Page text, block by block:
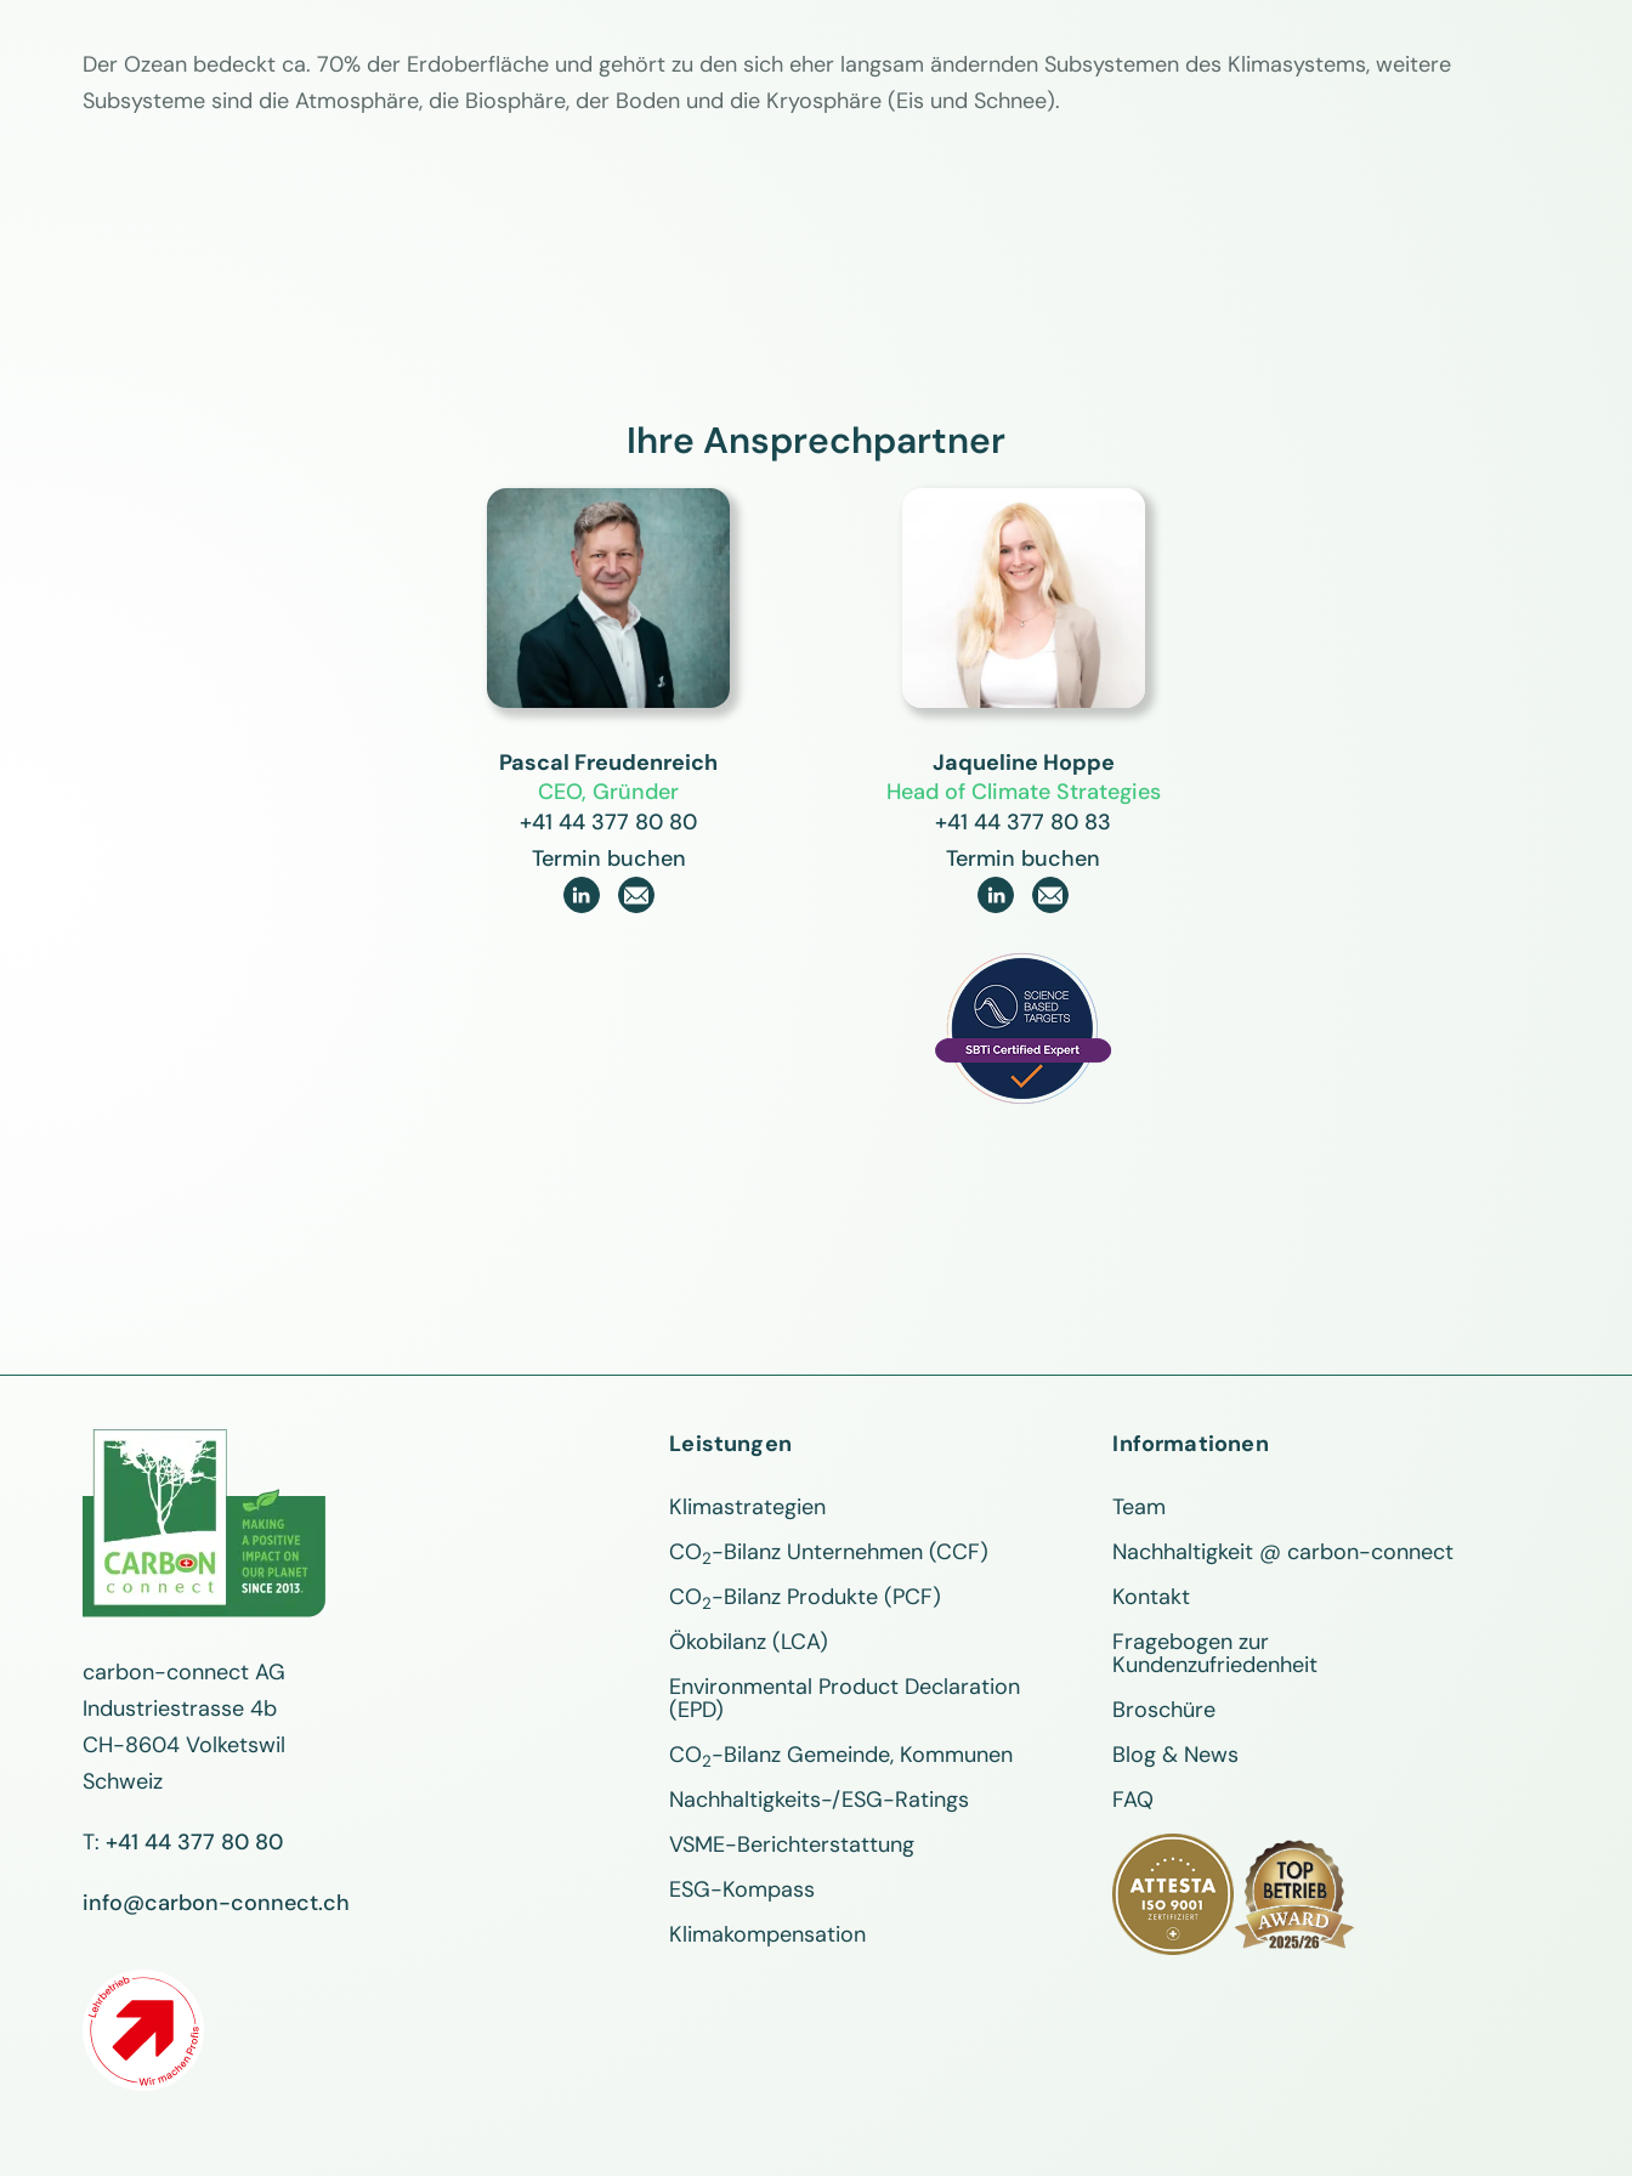
Der Ozean bedeckt ca. 70% der Erdoberfläche und gehört zu den sich eher langsam ändernden Subsystemen des Klimasystems, weitere
Subsysteme sind die Atmosphäre, die Biosphäre, der Boden und die Kryosphäre (Eis und Schnee).
Ihre Ansprechpartner
Pascal Freudenreich
CEO, Gründer
+41 44 377 80 80
Termin buchen

Jaqueline Hoppe
Head of Climate Strategies
+41 44 377 80 83
Termin buchen

carbon-connect AG
Industriestrasse 4b
CH-8604 Volketswil
Schweiz
T: +41 44 377 80 80
info@carbon-connect.ch
Leistungen
Klimastrategien
CO2-Bilanz Unternehmen (CCF)
CO2-Bilanz Produkte (PCF)
Ökobilanz (LCA)
Environmental Product Declaration
(EPD)
CO2-Bilanz Gemeinde, Kommunen
Nachhaltigkeits-/ESG-Ratings
VSME-Berichterstattung
ESG-Kompass
Klimakompensation
Informationen
Team
Nachhaltigkeit @ carbon-connect
Kontakt
Fragebogen zur
Kundenzufriedenheit
Broschüre
Blog & News
FAQ